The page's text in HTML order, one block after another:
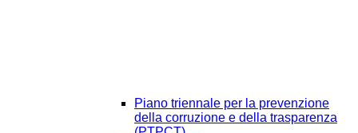
Piano triennale per la prevenzione
della corruzione e della trasparenza